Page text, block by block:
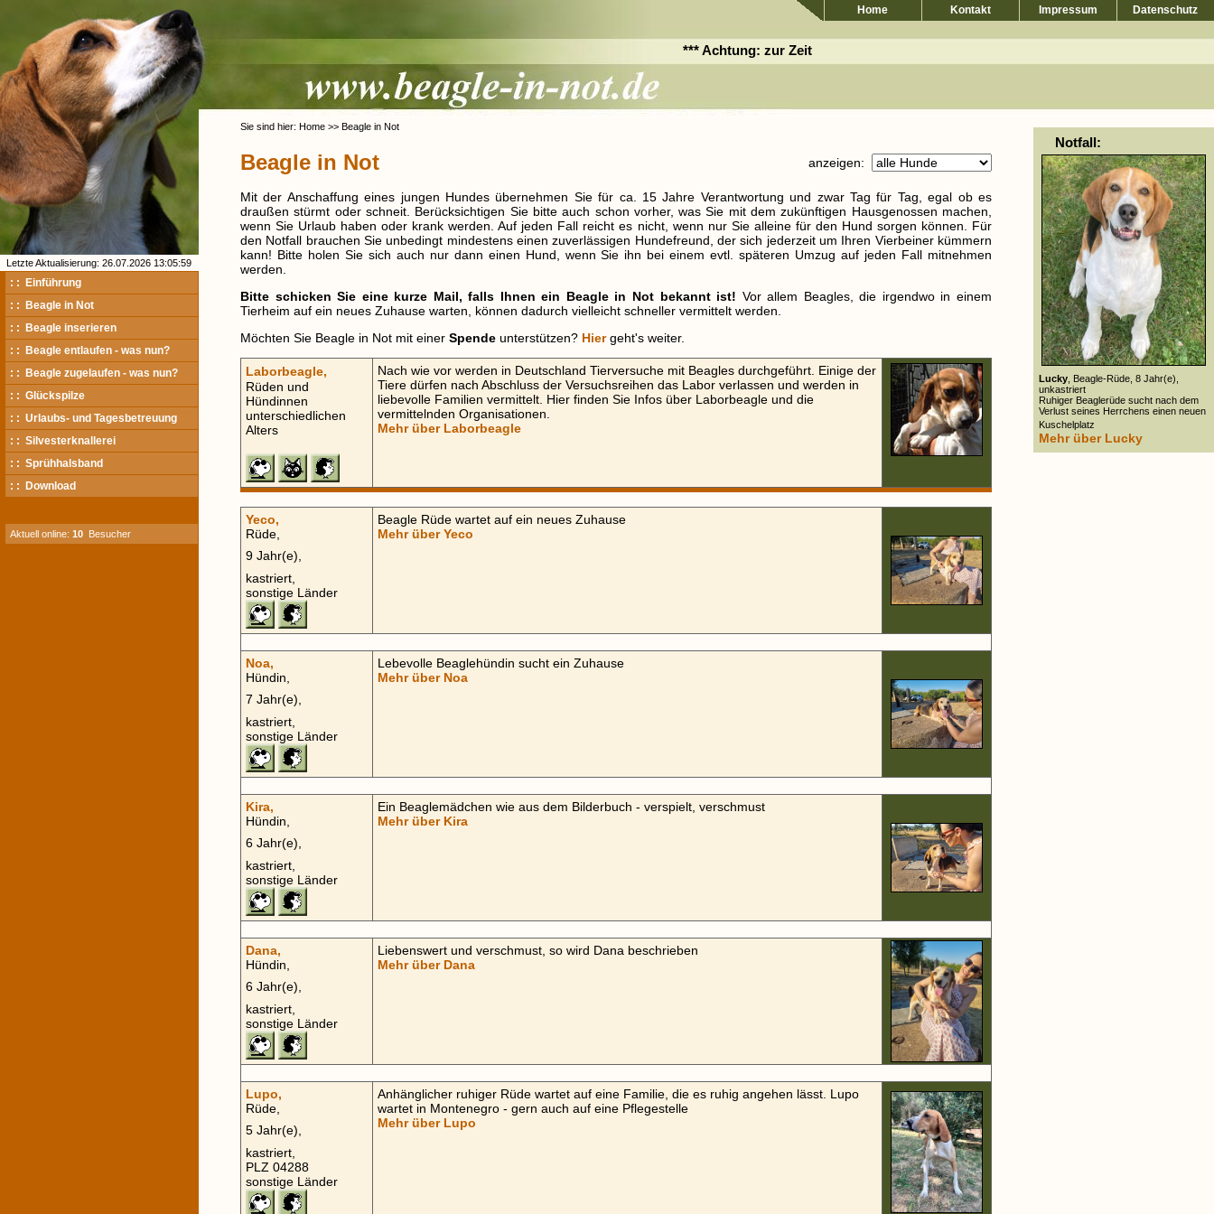
Letzte Aktualisierung: 26.07.2026 13:05:59
: : Einführung
: : Beagle in Not
: : Beagle inserieren
: : Beagle entlaufen - was nun?
: : Beagle zugelaufen - was nun?
: : Glückspilze
: : Urlaubs- und Tagesbetreuung
: : Silvesterknallerei
: : Sprühhalsband
: : Download
Aktuell online: 10 Besucher
Home Kontakt Impressum Datenschutz
*** Achtung: zur Zeit befinden sich 10 Beagle und 2 Beagle-Mischlinge in der
Sie sind hier: Home >> Beagle in Not
Beagle in Not anzeigen:
Mit der Anschaffung eines jungen Hundes übernehmen Sie für ca. 15 Jahre Verantwortung und zwar Tag für Tag, egal ob es
draußen stürmt oder schneit. Berücksichtigen Sie bitte auch schon vorher, was Sie mit dem zukünftigen Hausgenossen machen,
wenn Sie Urlaub haben oder krank werden. Auf jeden Fall reicht es nicht, wenn nur Sie alleine für den Hund sorgen können. Für
den Notfall brauchen Sie unbedingt mindestens einen zuverlässigen Hundefreund, der sich jederzeit um Ihren Vierbeiner kümmern
kann! Bitte holen Sie sich auch nur dann einen Hund, wenn Sie ihn bei einem evtl. späteren Umzug auf jeden Fall mitnehmen
werden.
Bitte schicken Sie eine kurze Mail, falls Ihnen ein Beagle in Not bekannt ist! Vor allem Beagles, die irgendwo in einem
Tierheim auf ein neues Zuhause warten, können dadurch vielleicht schneller vermittelt werden.
Möchten Sie Beagle in Not mit einer Spende unterstützen? Hiergeht's weiter.
Laborbeagle,
Rüden und
Hündinnen
unterschiedlichen
Alters
Nach wie vor werden in Deutschland Tierversuche mit Beagles durchgeführt. Einige der
Tiere dürfen nach Abschluss der Versuchsreihen das Labor verlassen und werden in
liebevolle Familien vermittelt. Hier finden Sie Infos über Laborbeagle und die
vermittelnden Organisationen.
Mehr über Laborbeagle
Yeco,
Rüde,
9 Jahr(e),
kastriert,
sonstige Länder
Beagle Rüde wartet auf ein neues Zuhause
Mehr über Yeco
Noa,
Hündin,
7 Jahr(e),
kastriert,
sonstige Länder
Lebevolle Beaglehündin sucht ein Zuhause
Mehr über Noa
Kira,
Hündin,
6 Jahr(e),
kastriert,
sonstige Länder
Ein Beaglemädchen wie aus dem Bilderbuch - verspielt, verschmust
Mehr über Kira
Dana,
Hündin,
6 Jahr(e),
kastriert,
sonstige Länder
Liebenswert und verschmust, so wird Dana beschrieben
Mehr über Dana
Lupo,
Rüde,
5 Jahr(e),
kastriert,
PLZ 04288
sonstige Länder
Anhänglicher ruhiger Rüde wartet auf eine Familie, die es ruhig angehen lässt. Lupo
wartet in Montenegro - gern auch auf eine Pflegestelle
Mehr über Lupo
Notfall:
Lucky , Beagle-Rüde, 8 Jahr(e),
unkastriert
Ruhiger Beaglerüde sucht nach dem
Verlust seines Herrchens einen neuen
Kuschelplatz
Mehr über Lucky